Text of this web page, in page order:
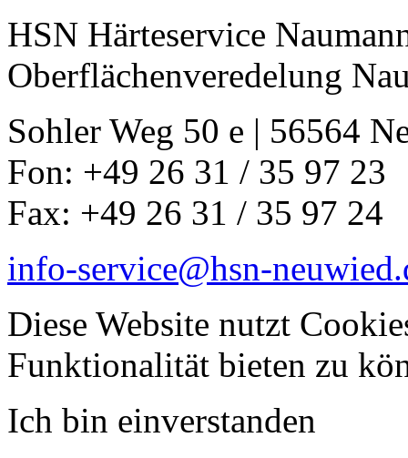
HSN Härteservice
Oberflächenveredelung
Sohler Weg 50 e | 56564
Fon: +49 26 31 / 35 97 23
Fax: +49 26 31 / 35 97 24
info-service@hsn-
Diese Website nutzt
Funktionalität bieten zu
Ich bin einverstanden